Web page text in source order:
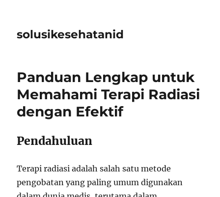
solusikesehatanid
Panduan Lengkap untuk
Memahami Terapi Radiasi
dengan Efektif
Pendahuluan
Terapi radiasi adalah salah satu metode
pengobatan yang paling umum digunakan